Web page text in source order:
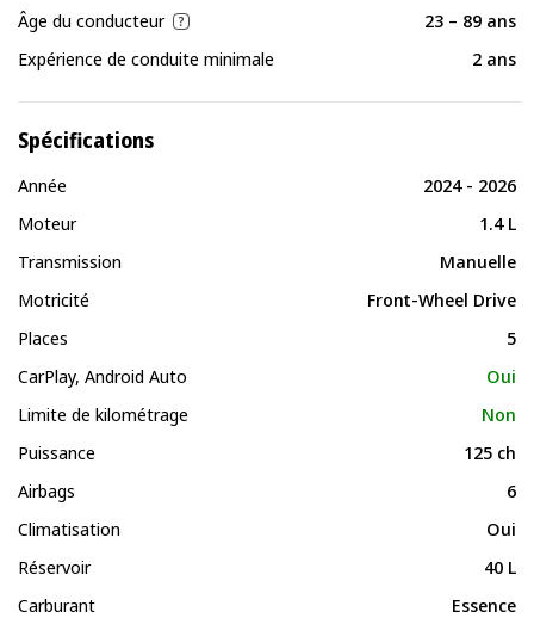
Âge du conducteur
23 – 89 ans
Expérience de conduite minimale
2 ans
Spécifications
Année
2024 - 2026
Moteur
1.4 L
Transmission
Manuelle
Motricité
Front-Wheel Drive
Places
5
CarPlay, Android Auto
Oui
Limite de kilométrage
Non
Puissance
125 ch
Airbags
6
Climatisation
Oui
Réservoir
40 L
Carburant
Essence